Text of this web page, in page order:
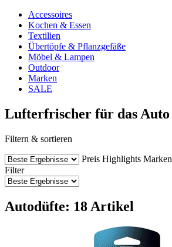
Accessoires
Kochen & Essen
Textilien
Übertöpfe & Pflanzgefäße
Möbel & Lampen
Outdoor
Marken
SALE
Lufterfrischer für das Auto
Filtern & sortieren
Preis Highlights Marken
Filter
Autodüfte: 18 Artikel